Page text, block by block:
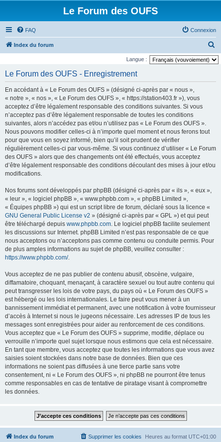
Le Forum des OUFS
FAQ Connexion
Index du forum
e
r
Langue :
Le Forum des OUFS - Enregistrement
En accédant à « Le Forum des OUFS » (désigné ci-après par « nous »,
« notre », « nos », « Le Forum des OUFS », « https://station403.fr »), vous
acceptez d’être légalement responsable des conditions suivantes. Si vous
n’acceptez pas d’être légalement responsable de toutes les conditions
suivantes, alors n’accédez pas et/ou n’utilisez pas « Le Forum des OUFS ».
Nous pouvons modifier celles-ci à n’importe quel moment et nous ferons tout
pour que vous en soyez informé, bien qu’il soit prudent de vérifier
régulièrement celles-ci par vous-même. Si vous continuez d’utiliser « Le Forum
des OUFS » alors que des changements ont été effectués, vous acceptez
d’être légalement responsable des conditions découlant des mises à jour et/ou
modifications.
Nos forums sont développés par phpBB (désigné ci-après par « ils », « eux »,
« leur », « logiciel phpBB », « www.phpbb.com », « phpBB Limited »,
« Équipes phpBB ») qui est un script libre de forum, déclaré sous la licence «
GNU General Public License v2 » (désigné ci-après par « GPL ») et qui peut
être téléchargé depuis www.phpbb.com. Le logiciel phpBB facilite seulement
les discussions sur Internet. phpBB Limited n’est pas responsable de ce que
nous acceptons ou n’acceptons pas comme contenu ou conduite permis. Pour
de plus amples informations au sujet de phpBB, veuillez consulter :
https://www.phpbb.com/.
Vous acceptez de ne pas publier de contenu abusif, obscène, vulgaire,
diffamatoire, choquant, menaçant, à caractère sexuel ou tout autre contenu qui
peut transgresser les lois de votre pays, du pays où « Le Forum des OUFS »
est hébergé ou les lois internationales. Le faire peut vous mener à un
bannissement immédiat et permanent, avec une notification à votre fournisseur
d’accès à Internet si nous le jugeons nécessaire. Les adresses IP de tous les
messages sont enregistrées pour aider au renforcement de ces conditions.
Vous acceptez que « Le Forum des OUFS » supprime, modifie, déplace ou
verrouille n’importe quel sujet lorsque nous estimons que cela est nécessaire.
En tant que membre, vous acceptez que toutes les informations que vous avez
saisies soient stockées dans notre base de données. Bien que ces
informations ne soient pas diffusées à une tierce partie sans votre
consentement, ni « Le Forum des OUFS », ni phpBB ne pourront être tenus
comme responsables en cas de tentative de piratage visant à compromettre
les données.
Index du forum Heures au format UTC+01:00
Supprimer les cookies